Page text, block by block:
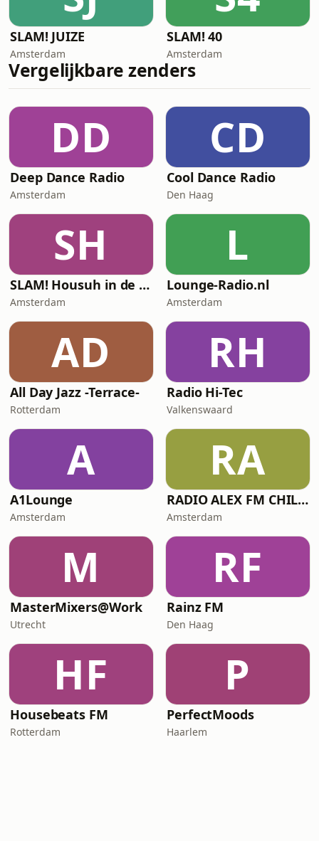
SLAM! JUIZE
Amsterdam
SLAM! 40
Amsterdam
Vergelijkbare zenders
DD
Deep Dance Radio
Amsterdam
CD
Cool Dance Radio
Den Haag
SH
SLAM! Housuh in de Pauzuh
Amsterdam
L
Lounge-Radio.nl
Amsterdam
AD
All Day Jazz -Terrace-
Rotterdam
RH
Radio Hi-Tec
Valkenswaard
A
A1Lounge
Amsterdam
RA
RADIO ALEX FM CHILL-OUT
Amsterdam
M
MasterMixers@Work
Utrecht
RF
Rainz FM
Den Haag
HF
Housebeats FM
Rotterdam
P
PerfectMoods
Haarlem